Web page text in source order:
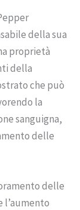
della sua
proprietà
della
che può
la
sanguigna,
delle
delle
l’aumento